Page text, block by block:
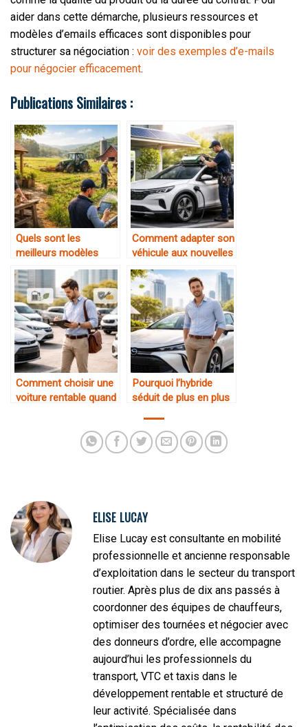
aider dans cette démarche, plusieurs ressources et
modèles d’emails efficaces sont disponibles pour
structurer sa négociation : voir des exemples d’e-mails
pour négocier efficacement.
Publications Similaires :
Quels sont les
meilleurs modèles
pour travailler en zone
rurale
Comment adapter son
véhicule aux nouvelles
normes
environnementales
Comment choisir une
voiture rentable quand
Pourquoi l’hybride
séduit de plus en plus
ELISE LUCAY
Elise Lucay est consultante en mobilité
professionnelle et ancienne responsable
d’exploitation dans le secteur du transport
routier. Après plus de dix ans passés à
coordonner des équipes de chauffeurs,
optimiser des tournées et négocier avec
des donneurs d’ordre, elle accompagne
aujourd’hui les professionnels du
transport, VTC et taxis dans le
développement rentable et structuré de
leur activité. Spécialisée dans